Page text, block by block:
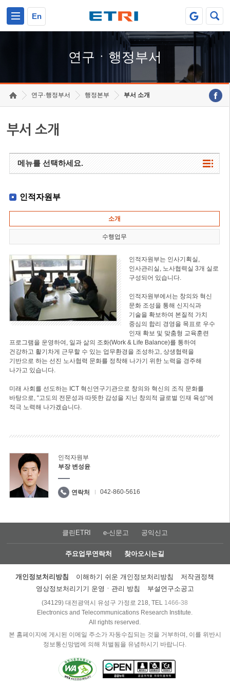
En
연구ㆍ행정부서
연구·행정부서 행정본부 부서 소개
부서 소개
메뉴를 선택하세요.
인적자원부
소개
수행업무
인적자원부는 인사기획실,
인사관리실, 노사협력실 3개 실로
구성되어 있습니다.
인적자원부에서는 창의와 혁신
문화 조성을 통해 신지식과
기술을 확보하여 본질적 가치
중심의 합리 경영을 목표로 우수
인재 확보 및 맞춤형 교육훈련
프로그램을 운영하여, 일과 삶의 조화(Work & Life Balance)를 통하여
건강하고 활기차게 근무할 수 있는 업무환경을 조성하고, 상생협력을
기반으로 하는 선진 노사협력 문화를 정착해 나가기 위한 노력을 경주해
나가고 있습니다.
미래 사회를 선도하는 ICT 혁신연구기관으로 창의와 혁신의 조직 문화를
바탕으로, “고도의 전문성과 따뜻한 감성을 지닌 창의적 글로벌 인재 육성“에
적극 노력해 나가겠습니다.
인적자원부
부장 변성윤
연락처 042-860-5616
클린ETRI e-신문고 공익신고
주요업무연락처 찾아오시는길
개인정보처리방침 이해하기 쉬운 개인정보처리방침
저작권정책
영상정보처리기기 운영ㆍ관리 방침
부설연구소공고
(34129) 대전광역시 유성구 가정로 218, TEL 1466-38
Electronics and Telecommunications Research Institute.
All rights reserved.
본 홈페이지에 게시된 이메일 주소가 자동수집되는 것을 거부하며, 이를 위반시
정보통신망법에 의해 처벌됨을 유념하시기 바랍니다.